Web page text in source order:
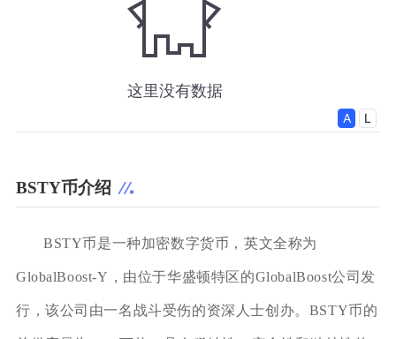
BSTY币介绍
BSTY币是一种加密数字货币，英文全称为
GlobalBoost-Y，由位于华盛顿特区的GlobalBoost公司发
行，该公司由一名战斗受伤的资深人士创办。BSTY币的